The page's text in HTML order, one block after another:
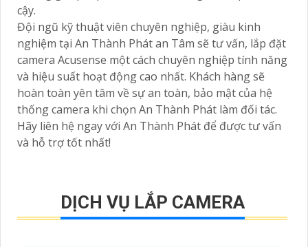
cậy.
Đội ngũ kỹ thuật viên chuyên nghiệp, giàu kinh
nghiệm tại An Thành Phát an Tâm sẽ tư vấn, lắp đặt
camera Acusense một cách chuyên nghiệp tính năng
và hiệu suất hoạt động cao nhất. Khách hàng sẽ
hoàn toàn yên tâm về sự an toàn, bảo mật của hệ
thống camera khi chọn An Thành Phát làm đối tác.
Hãy liên hệ ngay với An Thành Phát để được tư vấn
và hỗ trợ tốt nhất!
DỊCH VỤ LẮP CAMERA